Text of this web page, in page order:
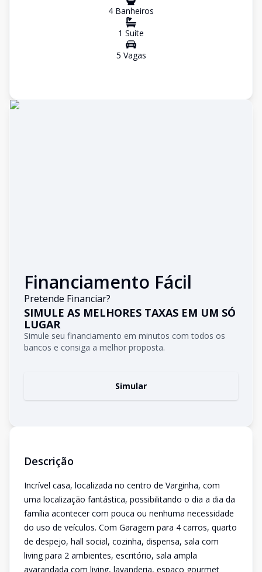
4 Banheiros
1 Suíte
5 Vagas
Financiamento Fácil
Pretende Financiar?
SIMULE AS MELHORES TAXAS EM UM SÓ
LUGAR
Simule seu financiamento em minutos com todos os
bancos e consiga a melhor proposta.
Simular
Descrição
Incrível casa, localizada no centro de Varginha, com
uma localização fantástica, possibilitando o dia a dia da
família acontecer com pouca ou nenhuma necessidade
do uso de veículos. Com Garagem para 4 carros, quarto
de despejo, hall social, cozinha, dispensa, sala com
living para 2 ambientes, escritório, sala ampla
avarandada com living, lavanderia, espaço gourmet